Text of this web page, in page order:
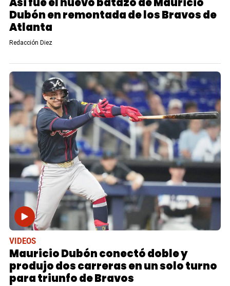
Dubón en remontada de los Bravos de
Atlanta
Redacción Diez
VIDEOS
Mauricio Dubón conectó doble y
produjo dos carreras en un solo turno
para triunfo de Bravos